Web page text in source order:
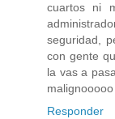
cuartos ni
seguridad,
con gente
la vas a
Responder